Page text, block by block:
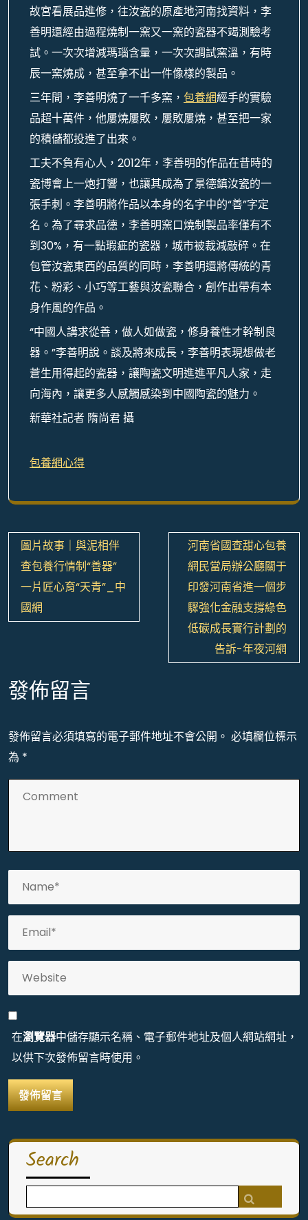
故宮看展品進修，往汝瓷的原產地河南找資料，李
善明還經由過程燒制一窯又一窯的瓷器不竭測驗考
試。一次次增減瑪瑙含量，一次次調試窯溫，有時
辰一窯燒成，甚至拿不出一件像樣的製品。
三年間，李善明燒了一千多窯， 包養網經手的實驗
品超十萬件，他屢燒屢敗，屢敗屢燒，甚至把一家
的積儲都投進了出來。
工夫不負有心人，2012年，李善明的作品在昔時的
瓷博會上一炮打響，也讓其成為了景德鎮汝瓷的一
張手刺。李善明將作品以本身的名字中的“善”字定
名。為了尋求品德，李善明窯口燒制製品率僅有不
到30%，有一點瑕疵的瓷器，城市被裁減敲碎。在
包管汝瓷東西的品質的同時，李善明還將傳統的青
花、粉彩、小巧等工藝與汝瓷聯合，創作出帶有本
身作風的作品。
“中國人講求從善，做人如做瓷，修身養性才幹制良
器。”李善明說。談及將來成長，李善明表現想做老
蒼生用得起的瓷器，讓陶瓷文明進進平凡人家，走
向海內，讓更多人感觸感染到中國陶瓷的魅力。
新華社記者 隋尚君 攝
包養網心得
文
章
導
覽
圖片故事｜與泥相伴
查包養行情制“善器”
一片匠心育“天青”_中
國網
河南省國查甜心包養
網民當局辦公廳關于
印發河南省進一個步
驟強化金融支撐綠色
低碳成長實行計劃的
告訴-年夜河網
發佈留言
發佈留言必須填寫的電子郵件地址不會公開。 必填欄位標示
為 *
在瀏覽器中儲存顯示名稱、電子郵件地址及個人網站網址，
以供下次發佈留言時使用。
Search
for: